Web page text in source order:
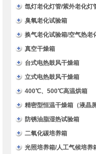
氙灯老化灯管/紫外老化灯
（耗材）
臭氧老化试验箱
换气老化试验箱/空气热老
验箱
真空干燥箱
台式电热鼓风干燥箱
立式电热鼓风干燥箱
400℃、500℃高温烘箱
精密型恒温干燥箱（液晶屏
防锈油脂湿热试验箱
二氧化碳培养箱
光照培养箱/人工气候培养